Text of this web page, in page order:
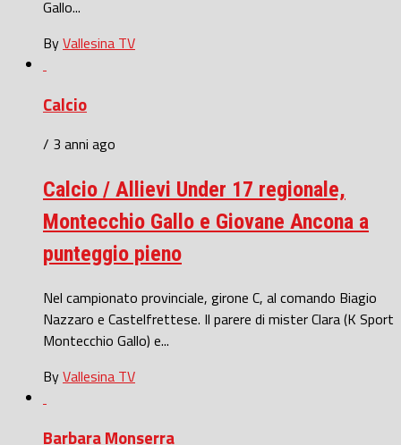
Gallo...
ByVallesina TV
Calcio
/ 3 anni ago
Calcio / Allievi Under 17 regionale,
Montecchio Gallo e Giovane Ancona a
punteggio pieno
Nel campionato provinciale, girone C, al comando Biagio
Nazzaro e Castelfrettese. Il parere di mister Clara (K Sport
Montecchio Gallo) e...
ByVallesina TV
Barbara Monserra